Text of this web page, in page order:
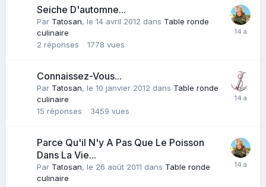
Seiche D'automne...
Par Tatosan, le 14 avril 2012 dans Table ronde
culinaire
2 réponses 1778 vues
Connaissez-Vous...
Par Tatosan, le 10 janvier 2012 dans Table ronde
culinaire
15 réponses 3459 vues
Parce Qu'il N'y A Pas Que Le Poisson
Dans La Vie...
Par Tatosan, le 26 août 2011 dans Table ronde
culinaire